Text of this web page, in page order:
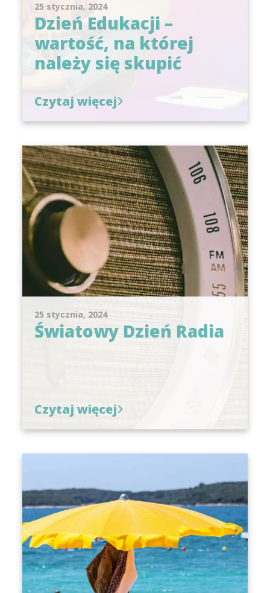
25 stycznia, 2024
Dzień Edukacji –
wartość, na której
należy się skupić
Czytaj więcej
25 stycznia, 2024
Światowy Dzień Radia
Czytaj więcej